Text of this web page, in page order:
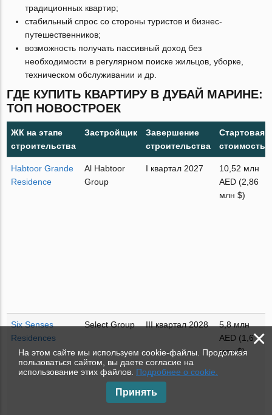
традиционных квартир;
стабильный спрос со стороны туристов и бизнес-
путешественников;
возможность получать пассивный доход без
необходимости в регулярном поиске жильцов, уборке,
техническом обслуживании и др.
ГДЕ КУПИТЬ КВАРТИРУ В ДУБАЙ МАРИНЕ:
ТОП НОВОСТРОЕК
ЖК на этапе
строительства
Застройщик
Завершение
строительства
Стартовая
стоимость
Habtoor Grande
Residence
Al Habtoor
Group
I квартал 2027
10,52 млн
AED (2,86
млн $)
Six Senses
Residences
Select Group III квартал 2028
5,8 млн
AED (1,6
млн $)
×
На этом сайте мы используем cookie-файлы. Продолжая
пользоваться сайтом, вы даете согласие на
использование этих файлов. Подробнее о cookie.
Принять